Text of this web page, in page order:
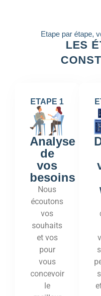
Etape par étape,
LES
ETAPE 1
Analyse
de
vos
besoins
Nous
écoutons
vos
souhaits
et vos
pour
vous
concevoir
le